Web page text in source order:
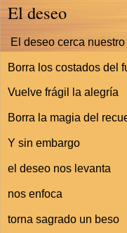
El deseo
El deseo cerca
Borra los costados del
Vuelve frágil la alegría
Borra la magia del
Y sin embargo
el deseo nos levanta
nos enfoca
torna sagrado un beso